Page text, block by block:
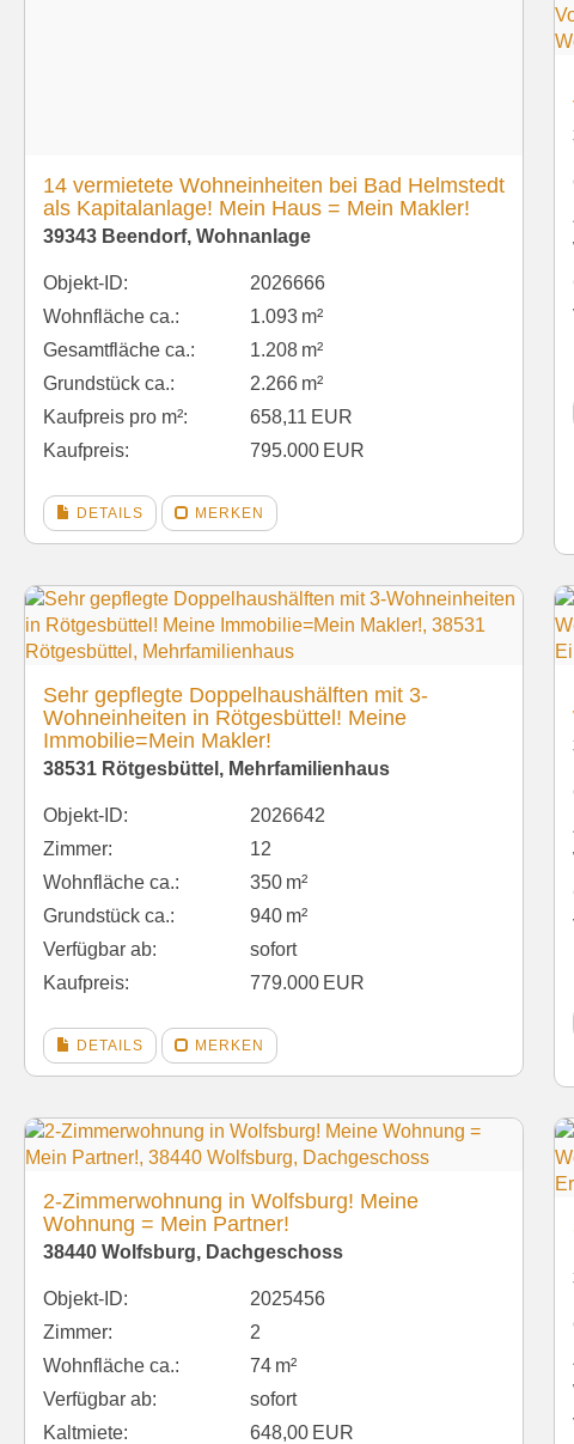
14 vermietete Wohneinheiten bei Bad Helmstedt
als Kapitalanlage! Mein Haus = Mein Makler!
39343 Beendorf, Wohnanlage
Objekt-ID:
2026666
Wohnfläche ca.:
1.093 m²
Gesamtfläche ca.:
1.208 m²
Grund­stück ca.:
2.266 m²
Kaufpreis pro m²:
658,11 EUR
Kaufpreis:
795.000 EUR
DETAILS MERKEN
Sehr gepflegte Doppelhaushälften mit 3-
Wohneinheiten in Rötgesbüttel! Meine
Immobilie=Mein Makler!
38531 Rötgesbüttel, Mehrfamilienhaus
Objekt-ID:
2026642
Zimmer:
12
Wohnfläche ca.:
350 m²
Grund­stück ca.:
940 m²
Verfügbar ab:
sofort
Kaufpreis:
779.000 EUR
DETAILS MERKEN
2-Zimmerwohnung in Wolfsburg! Meine
Wohnung = Mein Partner!
38440 Wolfsburg, Dachgeschoss
Objekt-ID:
2025456
Zimmer:
2
Wohnfläche ca.:
74 m²
Verfügbar ab:
sofort
Kaltmiete:
648,00 EUR